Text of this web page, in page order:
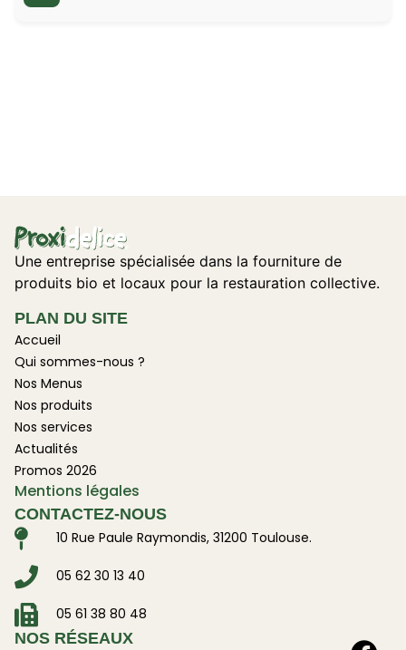
Une entreprise spécialisée dans la fourniture de
produits bio et locaux pour la restauration collective.
PLAN DU SITE
Accueil
Qui sommes-nous ?
Nos Menus
Nos produits
Nos services
Actualités
Promos 2026
Mentions légales
CONTACTEZ-NOUS
10 Rue Paule Raymondis, 31200 Toulouse.
05 62 30 13 40
05 61 38 80 48
NOS RÉSEAUX